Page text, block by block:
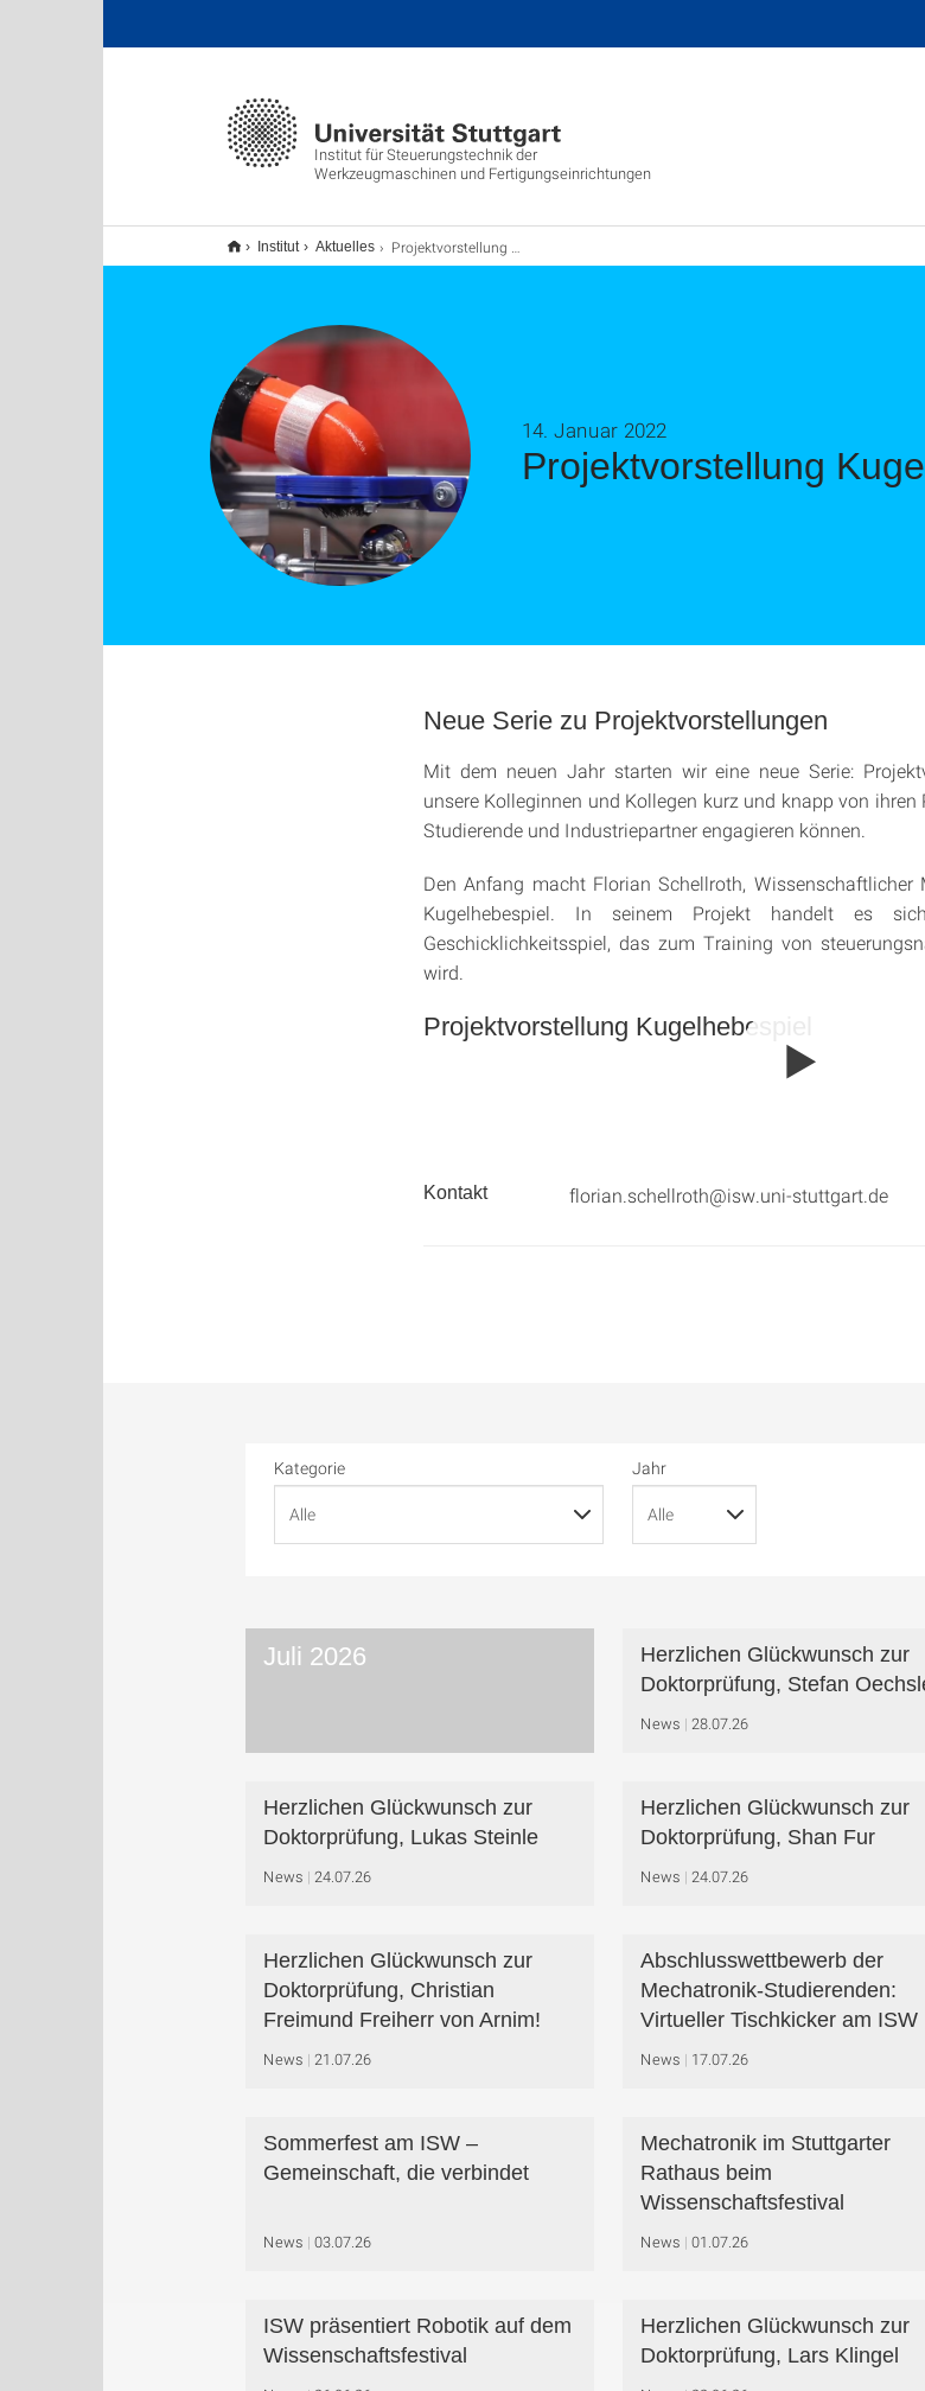
Institut für Steuerungstechnik der
Werkzeugmaschinen und Fertigungseinrichtungen
Institut Aktuelles Projektvorstellung Kugelhebespiel
Projektvorstellung
14. Januar 2022
Neue Serie zu Projektvorstellungen
Mit dem neuen Jahr starten wir eine neue Serie:
unsere Kolleginnen und Kollegen kurz und knapp von
Studierende und Industriepartner engagieren können.
Den Anfang macht Florian Schellroth,
Kugelhebespiel. In seinem Projekt handelt es
Geschicklichkeitsspiel, das zum Training von
wird.
Projektvorstellung Kugelhebespiel
Kontakt florian.schellroth@isw.uni-stuttgart.de
Kategorie Jahr
Juli 2026
Herzlichen Glückwunsch zur
Doktorprüfung, Stefan
News 28.07.26
Herzlichen Glückwunsch zur
Doktorprüfung, Lukas Steinle
News 24.07.26
Herzlichen Glückwunsch zur
Doktorprüfung, Shan Fur
News 24.07.26
Herzlichen Glückwunsch zur
Doktorprüfung, Christian
Freimund Freiherr von Arnim!
News 21.07.26
Abschlusswettbewerb der
Mechatronik-Studierenden:
Virtueller Tischkicker am ISW
News 17.07.26
Sommerfest am ISW –
Gemeinschaft, die verbindet
News 03.07.26
Mechatronik im Stuttgarter
Rathaus beim
Wissenschaftsfestival
News 01.07.26
ISW präsentiert Robotik auf dem
Wissenschaftsfestival
Herzlichen Glückwunsch zur
Doktorprüfung, Lars Klingel